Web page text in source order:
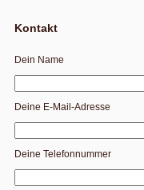
Kontakt
Dein Name
Deine E-Mail-Adresse
Deine Telefonnummer